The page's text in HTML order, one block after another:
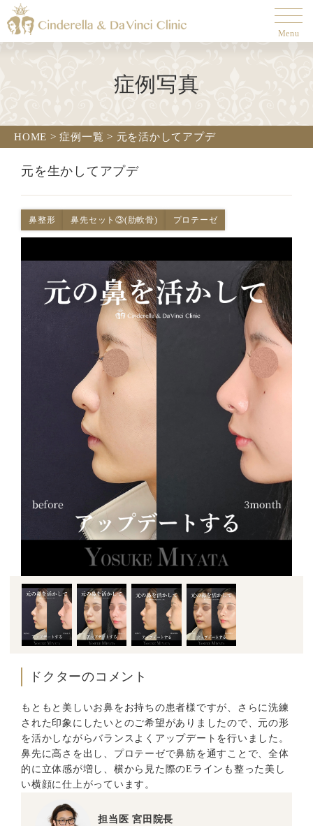
Menu
症例写真
HOME >症例一覧 > 元を活かしてアプデ
元を生かしてアプデ
鼻整形 鼻先セット③(肋軟骨) プロテーゼ
ドクターのコメント
もともと美しいお鼻をお持ちの患者様ですが、さらに洗練
された印象にしたいとのご希望がありましたので、元の形
を活かしながらバランスよくアップデートを行いました。
鼻先に高さを出し、プロテーゼで鼻筋を通すことで、全体
的に立体感が増し、横から見た際のEラインも整った美し
い横顔に仕上がっています。
担当医 宮田院長